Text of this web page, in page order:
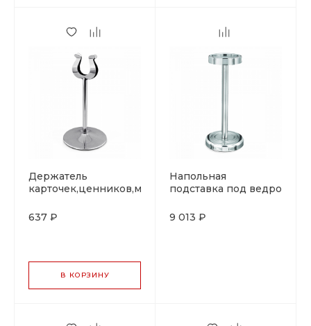
Держатель
карточек,ценников,метал.,10
637 ₽
В КОРЗИНУ
Напольная
подставка под ведро
65 см,d 17,5 см
9 013 ₽